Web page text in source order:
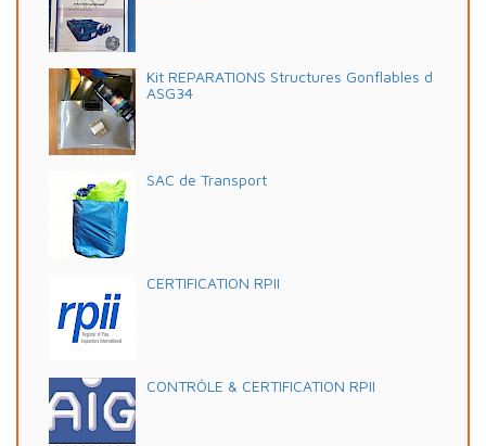
Kit REPARATIONS Structures Gonflables d
ASG34
SAC de Transport
CERTIFICATION RPII
CONTRÔLE & CERTIFICATION RPII